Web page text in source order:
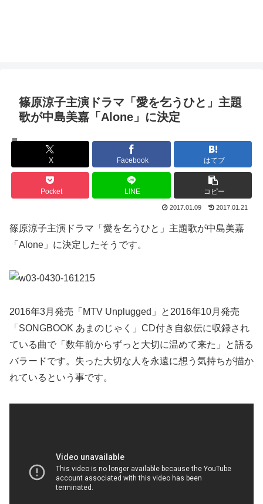
篠原涼子主演ドラマ「愛を乞うひと」主題
歌が中島美嘉「Alone」に決定
X Facebook はてブ
Pocket LINE コピー
2017.01.09 2017.01.21
篠原涼子主演ドラマ「愛を乞うひと」主題歌が中島美嘉
「Alone」に決定したそうです。
2016年3月発売「MTV Unplugged」と2016年10月発売
「SONGBOOK あまのじゃく」CD付き自叙伝に収録され
ている曲で「数年前からずっと大切に温めて来た」と語る
バラードです。失った大切な人を永遠に想う気持ちが描か
れているという事です。